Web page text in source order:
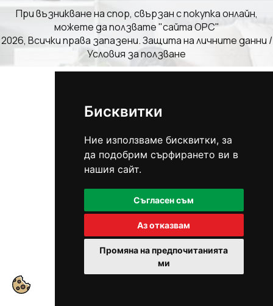
Бисквитки
Ние използваме бисквитки, за
да подобрим сърфирането ви в
нашия сайт.
Съгласен съм
Аз отказвам
Промяна на предпочитанията
ми
При възникване на спор, свързан с покупка онлайн,
можете да ползвате "сайта ОРС"
2026, Всички права запазени.Защита на личните данни /
Условия за ползване